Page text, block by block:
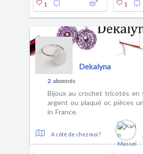
1 1
Dekalyna
2 abonnés
Bijoux au crochet tricotés en
argent ou plaqué or, pièces
in France.
A côté de chez moi ?